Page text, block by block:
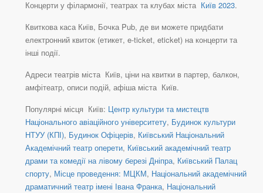
Концерти у філармонії, театрах та клубах міста Київ 2023.
Квиткова каса Київ, Бочка Pub, де ви можете придбати
електронний квиток (етикет, e-ticket, eticket) на концерти та
інші події.
Адреси театрів міста Київ, ціни на квитки в партер, балкон,
амфітеатр, описи подій, афіша міста Київ.
Популярні місця Київ: Центр культури та мистецтв
Національного авіаційного університету, Будинок культури
НТУУ (КПІ), Будинок Офіцерів, Київський Національний
Академічний театр оперети, Київський академічний театр
драми та комедії на лівому березі Дніпра, Київський Палац
спорту, Місце проведення: МЦКМ, Національний академічний
драматичний театр імені Івана Франка, Національний